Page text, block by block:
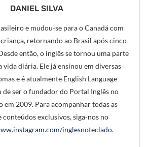
DANIEL SILVA
e mudou-se para o Canadá com
retornando ao Brasil após cinco
então, o inglês se tornou uma parte
vida diária. Ele já ensinou em diversas
e é atualmente English Language
de ser o fundador do Portal Inglês no
em 2009. Para acompanhar todas as
conteúdos exclusivos, siga-nos no
inglesnoteclado.